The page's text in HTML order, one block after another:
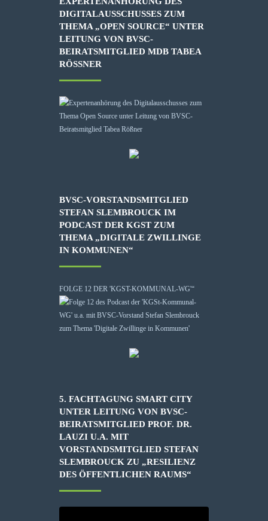
DIGITALAUSSCHUSSES ZUM
THEMA „OPEN SOURCE“ UNTER
LEITUNG VON BVSC-
BEIRATSMITGLIED MDB TABEA
RÖSSNER
BVSC-VORSTANDSMITGLIED
STEFAN SLEMBROUCK IM
PODCAST DER KGST ZUM
THEMA „DIGITALE ZWILLINGE
IN KOMMUNEN“
FOLGE 12 DER 'KGST-KOMMUNAL-WG'“
5. FACHTAGUNG SMART CITY
UNTER LEITUNG VON BVSC-
BEIRATSMITGLIED PROF. DR.
LAUZI U.A. MIT
VORSTANDSMITGLIED STEFAN
SLEMBROUCK ZU „RESILIENZ
DES ÖFFENTLICHEN RAUMS“